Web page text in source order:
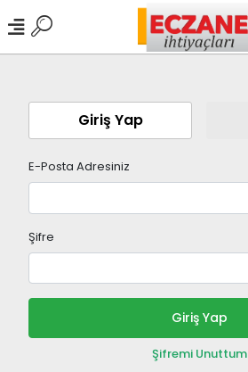
Giriş Yap
E-Posta Adresiniz
Şifre
Giriş Yap
Şifremi Unuttum